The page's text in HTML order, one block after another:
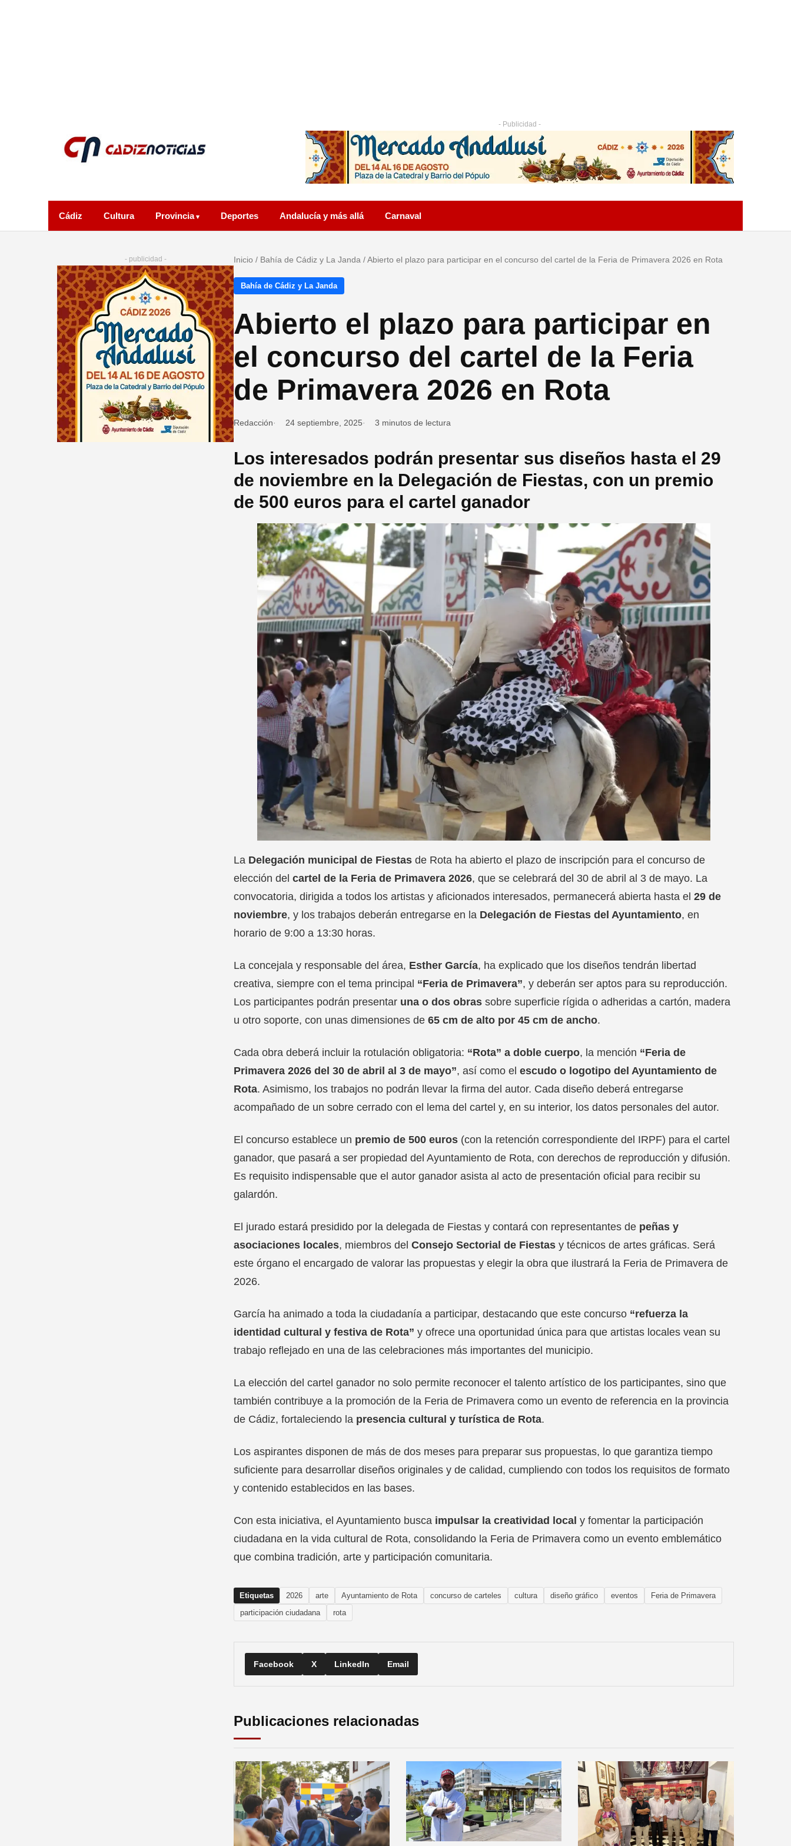
- Publicidad -
Cádiz Cultura Provincia Deportes Andalucía y más allá Carnaval
- publicidad - Inicio / Bahía de Cádiz y La Janda /Abierto el plazo para participar en el concurso del cartel de la Feria de Primavera 2026 en Rota
Bahía de Cádiz y La Janda
Abierto el plazo para participar en
el concurso del cartel de la Feria
de Primavera 2026 en Rota
Redacción 24 septiembre, 2025 3 minutos de lectura
Los interesados podrán presentar sus diseños hasta el 29
de noviembre en la Delegación de Fiestas, con un premio
de 500 euros para el cartel ganador
La Delegación municipal de Fiestas de Rota ha abierto el plazo de inscripción para el concurso de
elección del cartel de la Feria de Primavera 2026, que se celebrará del 30 de abril al 3 de mayo. La
convocatoria, dirigida a todos los artistas y aficionados interesados, permanecerá abierta hasta el 29 de
noviembre, y los trabajos deberán entregarse en la Delegación de Fiestas del Ayuntamiento, en
horario de 9:00 a 13:30 horas.
La concejala y responsable del área, Esther García, ha explicado que los diseños tendrán libertad
creativa, siempre con el tema principal “Feria de Primavera”, y deberán ser aptos para su reproducción.
Los participantes podrán presentar una o dos obras sobre superficie rígida o adheridas a cartón, madera
u otro soporte, con unas dimensiones de 65 cm de alto por 45 cm de ancho.
Cada obra deberá incluir la rotulación obligatoria: “Rota” a doble cuerpo, la mención “Feria de
Primavera 2026 del 30 de abril al 3 de mayo”, así como el escudo o logotipo del Ayuntamiento de
Rota. Asimismo, los trabajos no podrán llevar la firma del autor. Cada diseño deberá entregarse
acompañado de un sobre cerrado con el lema del cartel y, en su interior, los datos personales del autor.
El concurso establece un premio de 500 euros (con la retención correspondiente del IRPF) para el cartel
ganador, que pasará a ser propiedad del Ayuntamiento de Rota, con derechos de reproducción y difusión.
Es requisito indispensable que el autor ganador asista al acto de presentación oficial para recibir su
galardón.
El jurado estará presidido por la delegada de Fiestas y contará con representantes de peñas y
asociaciones locales, miembros del Consejo Sectorial de Fiestas y técnicos de artes gráficas. Será
este órgano el encargado de valorar las propuestas y elegir la obra que ilustrará la Feria de Primavera de
2026.
García ha animado a toda la ciudadanía a participar, destacando que este concurso “refuerza la
identidad cultural y festiva de Rota” y ofrece una oportunidad única para que artistas locales vean su
trabajo reflejado en una de las celebraciones más importantes del municipio.
La elección del cartel ganador no solo permite reconocer el talento artístico de los participantes, sino que
también contribuye a la promoción de la Feria de Primavera como un evento de referencia en la provincia
de Cádiz, fortaleciendo la presencia cultural y turística de Rota.
Los aspirantes disponen de más de dos meses para preparar sus propuestas, lo que garantiza tiempo
suficiente para desarrollar diseños originales y de calidad, cumpliendo con todos los requisitos de formato
y contenido establecidos en las bases.
Con esta iniciativa, el Ayuntamiento busca impulsar la creatividad local y fomentar la participación
ciudadana en la vida cultural de Rota, consolidando la Feria de Primavera como un evento emblemático
que combina tradición, arte y participación comunitaria.
Etiquetas 2026 arte Ayuntamiento de Rota concurso de carteles cultura diseño gráfico eventos
Feria de Primavera
participación ciudadana
rota
Facebook X LinkedIn Email
Publicaciones relacionadas